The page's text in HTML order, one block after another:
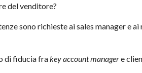
del venditore?
sono richieste ai sales manager e
di fiducia frakey account managere